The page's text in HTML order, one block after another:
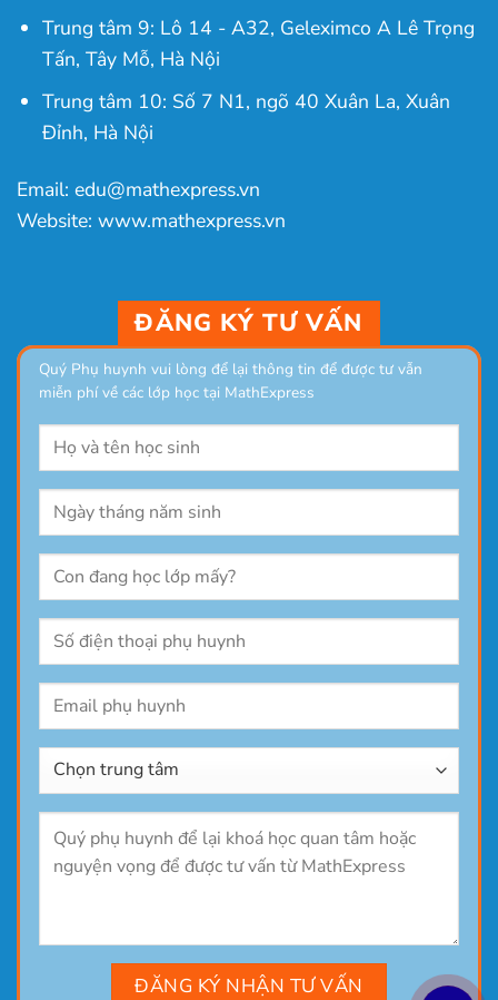
Trung tâm 9: Lô 14 - A32, Geleximco A Lê Trọng
Tấn, Tây Mỗ, Hà Nội
Trung tâm 10: Số 7 N1, ngõ 40 Xuân La, Xuân
Đỉnh, Hà Nội
Email: edu@mathexpress.vn
Website: www.mathexpress.vn
ĐĂNG KÝ TƯ VẤN
Quý Phụ huynh vui lòng để lại thông tin để được tư vẫn
miễn phí về các lớp học tại MathExpress